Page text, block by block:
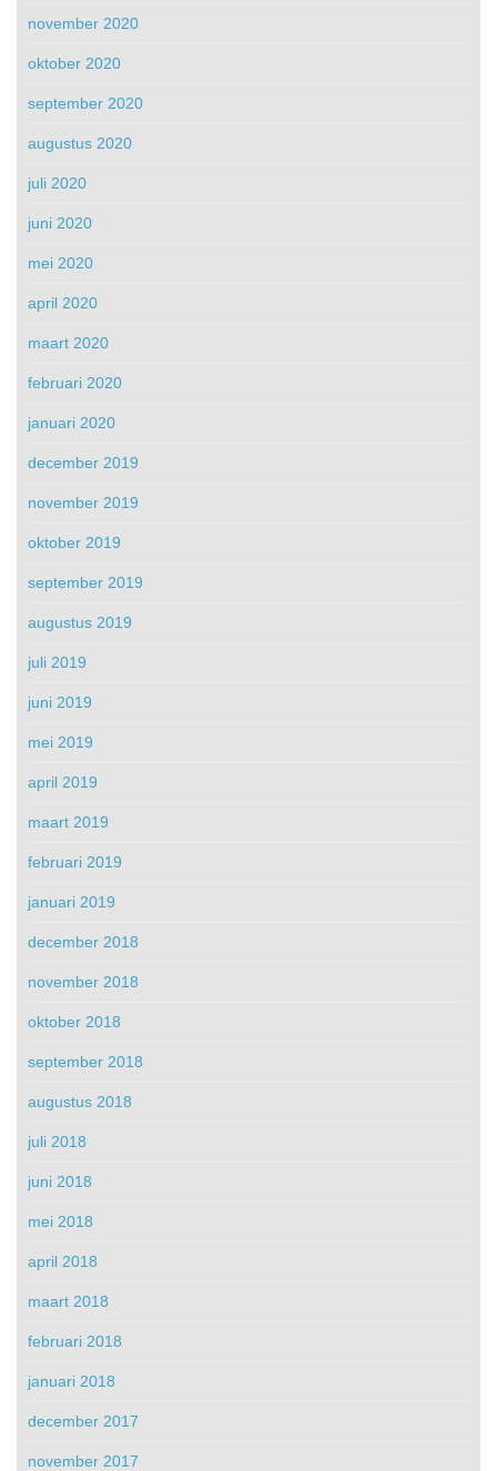
november 2020
oktober 2020
september 2020
augustus 2020
juli 2020
juni 2020
mei 2020
april 2020
maart 2020
februari 2020
januari 2020
december 2019
november 2019
oktober 2019
september 2019
augustus 2019
juli 2019
juni 2019
mei 2019
april 2019
maart 2019
februari 2019
januari 2019
december 2018
november 2018
oktober 2018
september 2018
augustus 2018
juli 2018
juni 2018
mei 2018
april 2018
maart 2018
februari 2018
januari 2018
december 2017
november 2017